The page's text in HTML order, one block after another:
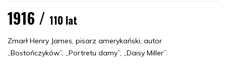
1916 / 110 lat
Zmarł Henry James, pisarz amerykański, autor
„Bostończyków”, „Portretu damy”, „Daisy Miller”.